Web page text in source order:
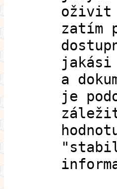
oživit
zatím
jakási
a
je